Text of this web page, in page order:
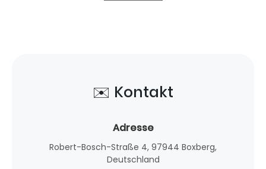
✉️ Kontakt
Adresse
Robert-Bosch-Straße 4, 97944 Boxberg,
Deutschland